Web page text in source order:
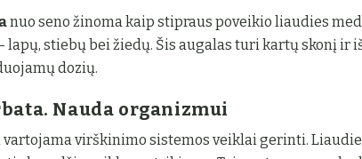
nuo seno žinoma kaip stipraus poveikio liaudies
lapų, stiebų bei žiedų. Šis augalas turi kartų skonį
dozių.
Nauda organizmui
virškinimo sistemos veiklai gerinti.